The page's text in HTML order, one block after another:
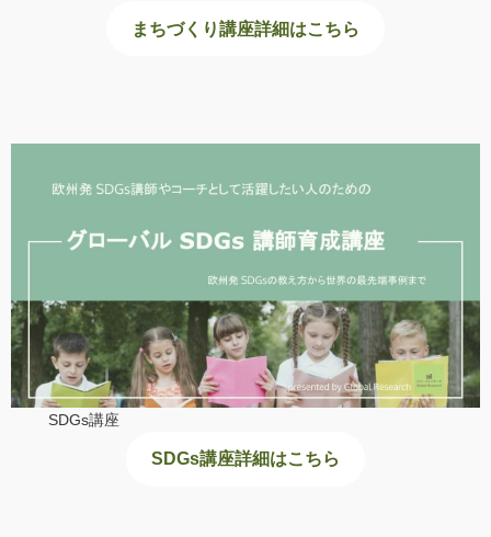
まちづくり講座詳細はこちら
SDGs講座
SDGs講座詳細はこちら